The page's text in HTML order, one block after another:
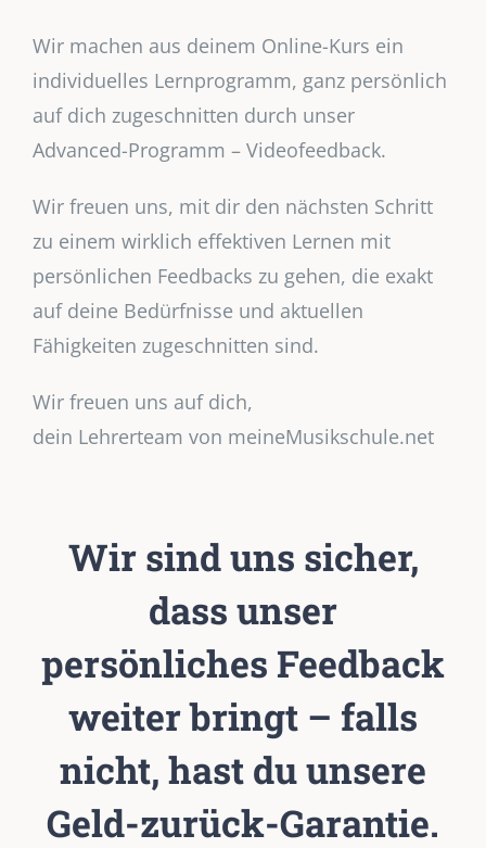
Wir machen aus deinem Online-Kurs ein
individuelles Lernprogramm, ganz persönlich
auf dich zugeschnitten durch unser
Advanced-Programm – Videofeedback.
Wir freuen uns, mit dir den nächsten Schritt
zu einem wirklich effektiven Lernen mit
persönlichen Feedbacks zu gehen, die exakt
auf deine Bedürfnisse und aktuellen
Fähigkeiten zugeschnitten sind.
Wir freuen uns auf dich,
dein Lehrerteam von meineMusikschule.net
Wir sind uns sicher,
dass unser
persönliches Feedback
weiter bringt – falls
nicht, hast du unsere
Geld-zurück-Garantie.